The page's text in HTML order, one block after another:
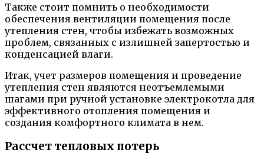
Также стоит помнить о необходимости
обеспечения вентиляции помещения после
утепления стен, чтобы избежать возможных
проблем, связанных с излишней запертостью и
конденсацией влаги.
Итак, учет размеров помещения и проведение
утепления стен являются неотъемлемыми
шагами при ручной установке электрокотла для
эффективного отопления помещения и
создания комфортного климата в нем.
Рассчет тепловых потерь